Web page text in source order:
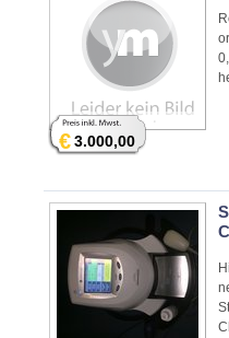
€3.000,00